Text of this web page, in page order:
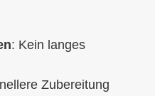
: Kein langes
Zubereitung